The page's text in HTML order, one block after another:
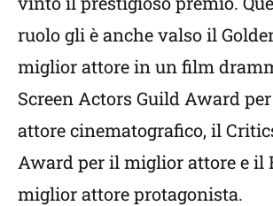
ruolo gli è anche valso il
miglior attore in un film
Screen Actors Guild Award
attore cinematografico, il
Award per il miglior attore e il
miglior attore protagonista.